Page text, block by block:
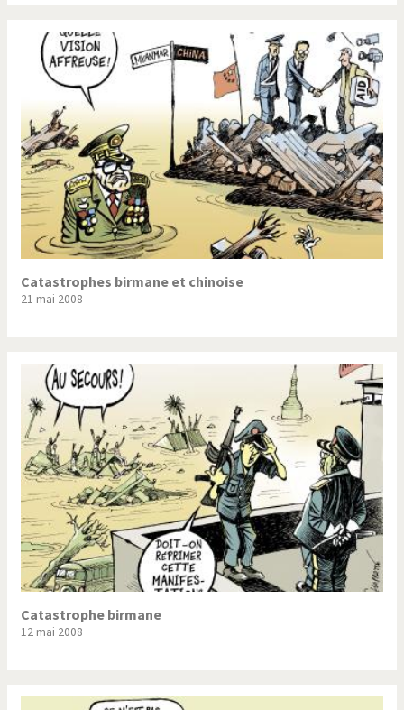
Catastrophes birmane et chinoise
21 mai 2008
Catastrophe birmane
12 mai 2008